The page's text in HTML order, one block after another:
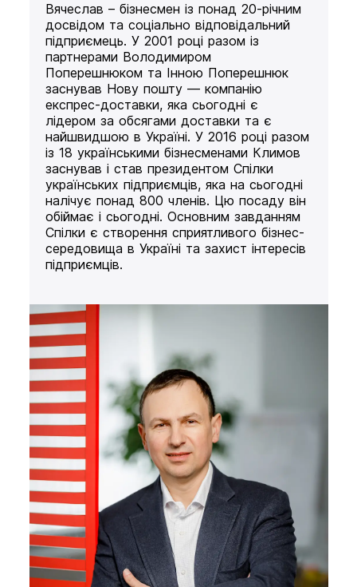
Вячеслав – бізнесмен із понад 20-річним
досвідом та соціально відповідальний
підприємець. У 2001 році разом із
партнерами Володимиром
Поперешнюком та Інною Поперешнюк
заснував Нову пошту — компанію
експрес-доставки, яка сьогодні є
лідером за обсягами доставки та є
найшвидшою в Україні. У 2016 році разом
із 18 українськими бізнесменами Климов
заснував і став президентом Спілки
українських підприємців, яка на сьогодні
налічує понад 800 членів. Цю посаду він
обіймає і сьогодні. Основним завданням
Спілки є створення сприятливого бізнес-
середовища в Україні та захист інтересів
підприємців.